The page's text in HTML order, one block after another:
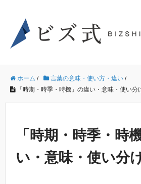
ホーム / 言葉の意味・使い方・違い /
「時期・時季・時機」の違い・意味・使い分
「時期・時季・時
い・意味・使い分